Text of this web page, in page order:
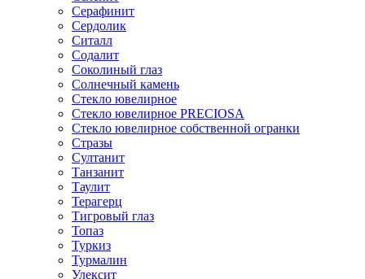
Серафинит
Сердолик
Ситалл
Содалит
Соколиный глаз
Солнечный камень
Стекло ювелирное
Стекло ювелирное PRECIOSA
Стекло ювелирное собственной огранки
Стразы
Султанит
Танзанит
Таулит
Терагерц
Тигровый глаз
Топаз
Туркиз
Турмалин
Улексит